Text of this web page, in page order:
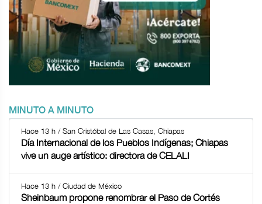
MINUTO A MINUTO
Hace 13 h / San Cristóbal de Las Casas, Chiapas
Día Internacional de los Pueblos Indígenas; Chiapas
vive un auge artístico: directora de CELALI
Hace 13 h / Ciudad de México
Sheinbaum propone renombrar el Paso de Cortés